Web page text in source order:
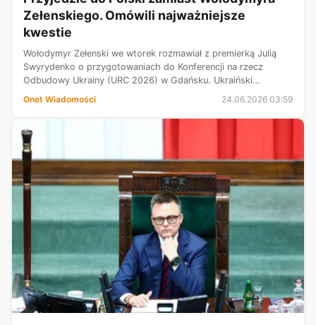
Zełenskiego. Omówili najważniejsze
kwestie
Wołodymyr Zełenski we wtorek rozmawiał z premierką Julią
Swyrydenko o przygotowaniach do Konferencji na rzecz
Odbudowy Ukrainy (URC 2026) w Gdańsku. Ukraiński
przywódca podkreślił znaczenie konstruktywnego dialogu z
Onet Wiadomości 24.06.2026 03:59